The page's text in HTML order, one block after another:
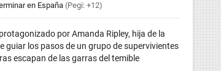
en España (Pegi: +12)
por Amanda Ripley, hija de la
guiar los pasos de un grupo de supervivientes
escapan de las garras del temible